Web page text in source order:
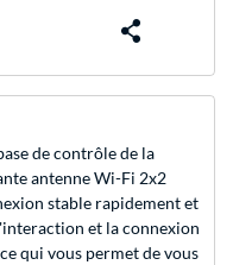
de contrôle de la
antenne Wi-Fi 2x2
stable rapidement et
et la connexion
qui vous permet de vous